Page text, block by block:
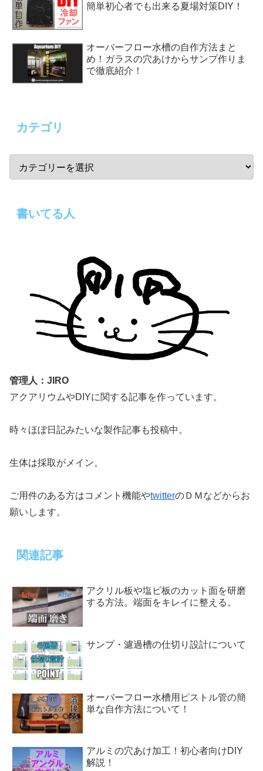
簡単初心者でも出来る夏場対策DIY！
オーバーフロー水槽の自作方法まと
め！ガラスの穴あけからサンプ作りま
で徹底紹介！
カテゴリ
書いてる人
管理人：JIRO
アクアリウムやDIYに関する記事を作っています。
時々ほぼ日記みたいな製作記事も投稿中。
生体は採取がメイン。
ご用件のある方はコメント機能やtwitterのＤＭなどからお
願いします。
関連記事
アクリル板や塩ビ板のカット面を研磨
する方法。端面をキレイに整える。
サンプ・濾過槽の仕切り設計について
オーバーフロー水槽用ピストル管の簡
単な自作方法について！
アルミの穴あけ加工！初心者向けDIY
解説！